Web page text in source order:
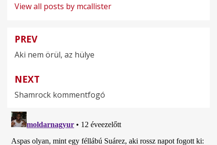
View all posts by mcallister
Bejegyzés
navigáció
PREV
Aki nem örül, az hülye
NEXT
Shamrock kommentfogó